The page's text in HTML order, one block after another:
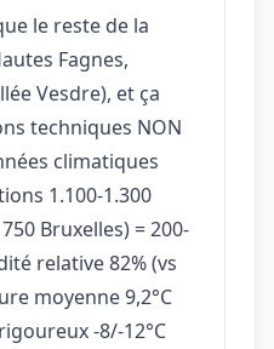
le reste de la
Fagnes,
Vesdre), et ça
techniques NON
climatiques
1.100-1.300
Bruxelles) = 200-
relative 82% (vs
moyenne 9,2°C
-8/-12°C